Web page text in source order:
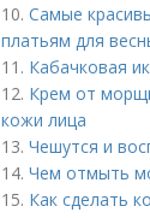
10. Самые
платьям для
11. Кабачковая
12. Крем от
кожи лица
13. Чешутся и
14. Чем отмыть
15. Как сделать